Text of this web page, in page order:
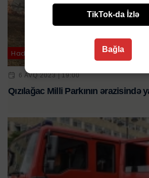
Hadisə
6 AVQ 2023 | 19:00
Qızılağac Milli Parkının ərazisində
TikTok-da İzlə
Bağla